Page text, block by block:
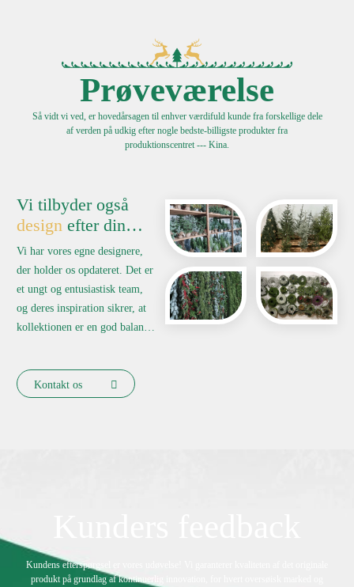
Prøveværelse
Så vidt vi ved, er hovedårsagen til enhver værdifuld kunde fra forskellige dele
af verden på udkig efter nogle bedste-billigste produkter fra
produktionscentret --- Kina.
Vi tilbyder også
design efter din
forespørgsel.
Vi har vores egne designere,
der holder os opdateret. Det er
et ungt og entusiastisk team,
og deres inspiration sikrer, at
kollektionen er en god balance
Kontakt os
Kundens efterspørgsel er vores udøvelse! Vi garanterer kvaliteten af ​​det originale
produkt på grundlag af kontinuerlig innovation, for hvert oversøisk marked og